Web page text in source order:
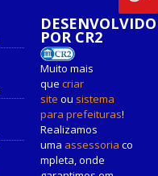
DESENVOLVIDO
POR CR2
Muito mais
que criar
site ou sistema
para prefeituras!
Realizamos
uma assessoria co
mpleta, onde